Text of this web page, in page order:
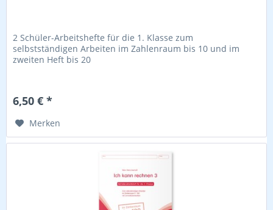
2 Schüler-Arbeitshefte für die 1. Klasse zum
selbstständigen Arbeiten im Zahlenraum bis 10 und im
zweiten Heft bis 20
6,50 € *
Merken